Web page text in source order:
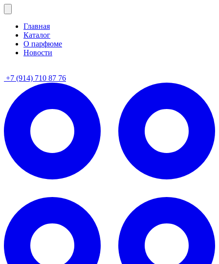
Главная
Каталог
О парфюме
Новости
+7 (914) 710 87 76